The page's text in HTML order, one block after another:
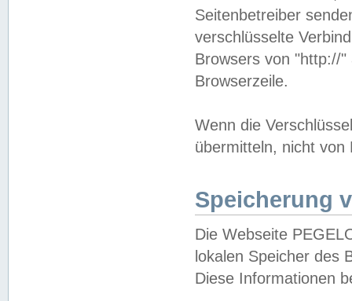
Seitenbetreiber
verschlüsselte
Browsers von "http://
Browserzeile.
Wenn die
übermitteln, nicht von
Speicherung
Die Webseite
lokalen Speicher des
Diese Informationen